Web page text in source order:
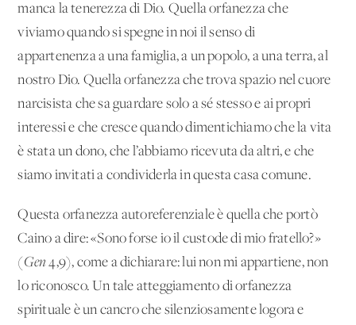
manca la tenerezza di Dio. Quella orfanezza che
viviamo quando si spegne in noi il senso di
appartenenza a una famiglia, a un popolo, a una terra, al
nostro Dio. Quella orfanezza che trova spazio nel cuore
narcisista che sa guardare solo a sé stesso e ai propri
interessi e che cresce quando dimentichiamo che la vita
è stata un dono, che l’abbiamo ricevuta da altri, e che
siamo invitati a condividerla in questa casa comune.
Questa orfanezza autoreferenziale è quella che portò
Caino a dire: «Sono forse io il custode di mio fratello?»
(Gen4,9), come a dichiarare: lui non mi appartiene, non
lo riconosco. Un tale atteggiamento di orfanezza
spirituale è un cancro che silenziosamente logora e